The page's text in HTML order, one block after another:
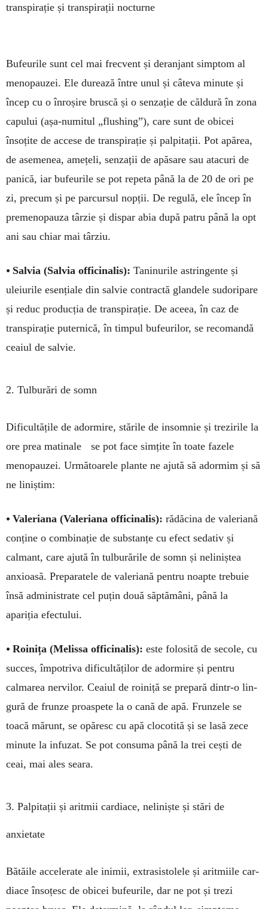
trans­­pira­ție și trans­pirații nocturne
Bufeurile sunt cel mai frecvent și deranjant simptom al
menopauzei. Ele durează între unul și câteva minute și
încep cu o înroșire bruscă și o senzație de căldură în zona
capului (așa-numitul „flushing”), care sunt de obicei
însoțite de accese de transpirație și palpitații. Pot apărea,
de aseme­nea, amețeli, senzații de apăsare sau atacuri de
panică, iar bufeurile se pot repeta până la de 20 de ori pe
zi, precum și pe parcursul nopții. De regulă, ele încep în
premenopauza târzie și dispar abia după patru până la opt
ani sau chiar mai târziu.
• Salvia (Salvia officinalis): Taninurile astringente și
uleiurile esențiale din salvie contractă glandele sudoripare
și reduc producția de trans­pirație. De aceea, în caz de
transpirație puternică, în timpul bufeurilor, se recomandă
ceaiul de salvie.
2. Tulburări de somn
Dificultățile de ador­mire, stările de insomnie și trezirile la
ore prea ma­tinale se pot face simțite în toate fazele
menopa­uzei. Următoarele plante ne ajută să adormim și să
ne liniștim:
• Valeriana (Valeriana officinalis): rădă­cina de valeriană
conține o combinație de substanțe cu efect sedativ și
calmant, care ajută în tulburările de somn și neliniștea
anxioasă. Preparatele de valeriană pentru noapte trebuie
însă administrate cel puțin două săptămâni, până la
apariția efectului.
• Roinița (Melissa officinalis): este folo­sită de secole, cu
succes, împo­triva dificultăților de adormire și pentru
calmarea nervilor. Ceaiul de roiniță se prepară dintr-o lin­
gură de frunze proaspete la o ca­nă de apă. Frunzele se
toacă mă­runt, se opăresc cu apă clo­cotită și se lasă zece
minute la infuzat. Se pot consuma până la trei cești de
ceai, mai ales seara.
3. Palpitații și aritmii car­diace, neli­niș­te și stări de
anxietate
Bătăile accelerate ale inimii, extrasistolele și aritmiile car­
dia­ce însoțesc de obicei bufe­urile, dar ne pot și trezi